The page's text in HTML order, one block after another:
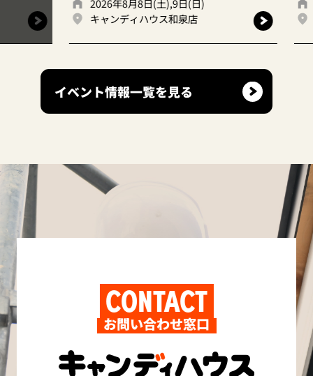
2026年8月8日(土),9日(日)
キャンディハウス和泉店
キ
イベント情報一覧を見る
CONTACT
お問い合わせ窓口